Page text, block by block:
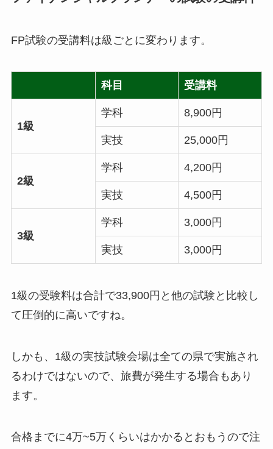
FP試験の受講料は級ごとに変わります。
科目 受講料
1級
学科 8,900円
実技 25,000円
2級
学科 4,200円
実技 4,500円
3級
学科 3,000円
実技 3,000円
1級の受験料は合計で33,900円と他の試験と比較し
て圧倒的に高いですね。
しかも、1級の実技試験会場は全ての県で実施され
るわけではないので、旅費が発生する場合もあり
ます。
合格までに4万~5万くらいはかかるとおもうので注